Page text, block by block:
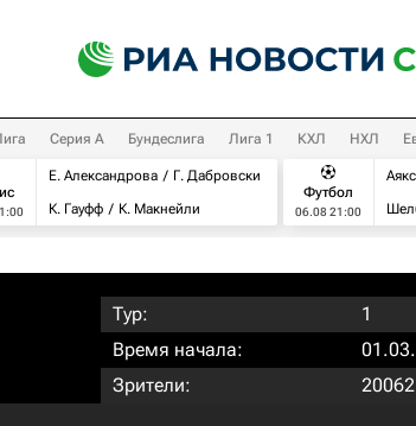
Серия А Бундеслига Лига 1 КХЛ НХЛ
Е. Александрова
Г. Дабровски
К. Гауфф
К. Макнейли
Футбол
06.08 21:00
Аякс
Тур:
1
Время начала:
Зрители:
20062